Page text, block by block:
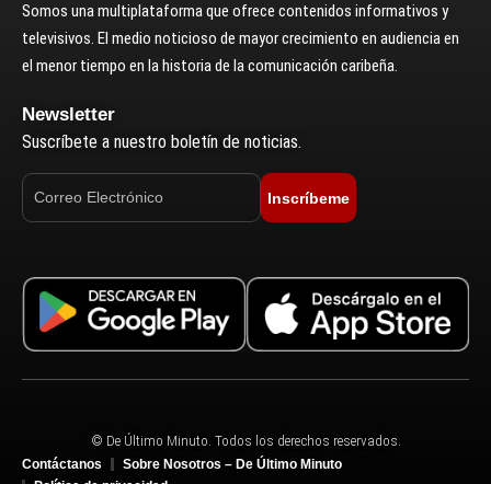
Somos una multiplataforma que ofrece contenidos informativos y
televisivos. El medio noticioso de mayor crecimiento en audiencia en
el menor tiempo en la historia de la comunicación caribeña.
Newsletter
Suscríbete a nuestro boletín de noticias.
Inscríbeme
© De Último Minuto. Todos los derechos reservados.
Contáctanos
Sobre Nosotros – De Último Minuto